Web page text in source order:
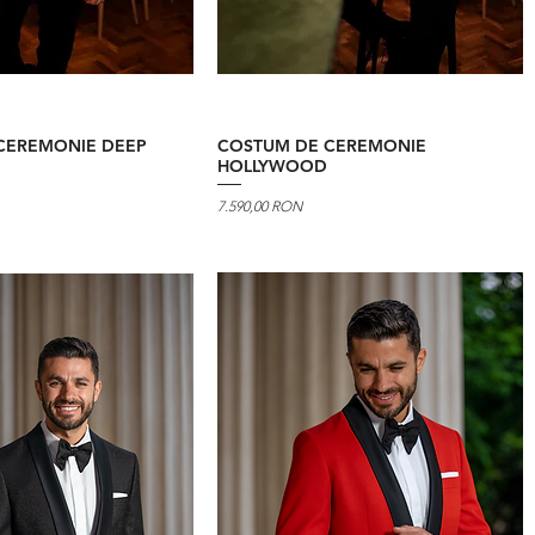
DEEP
COSTUM DE CEREMONIE
HOLLYWOOD
Preț
7.590,00 RON